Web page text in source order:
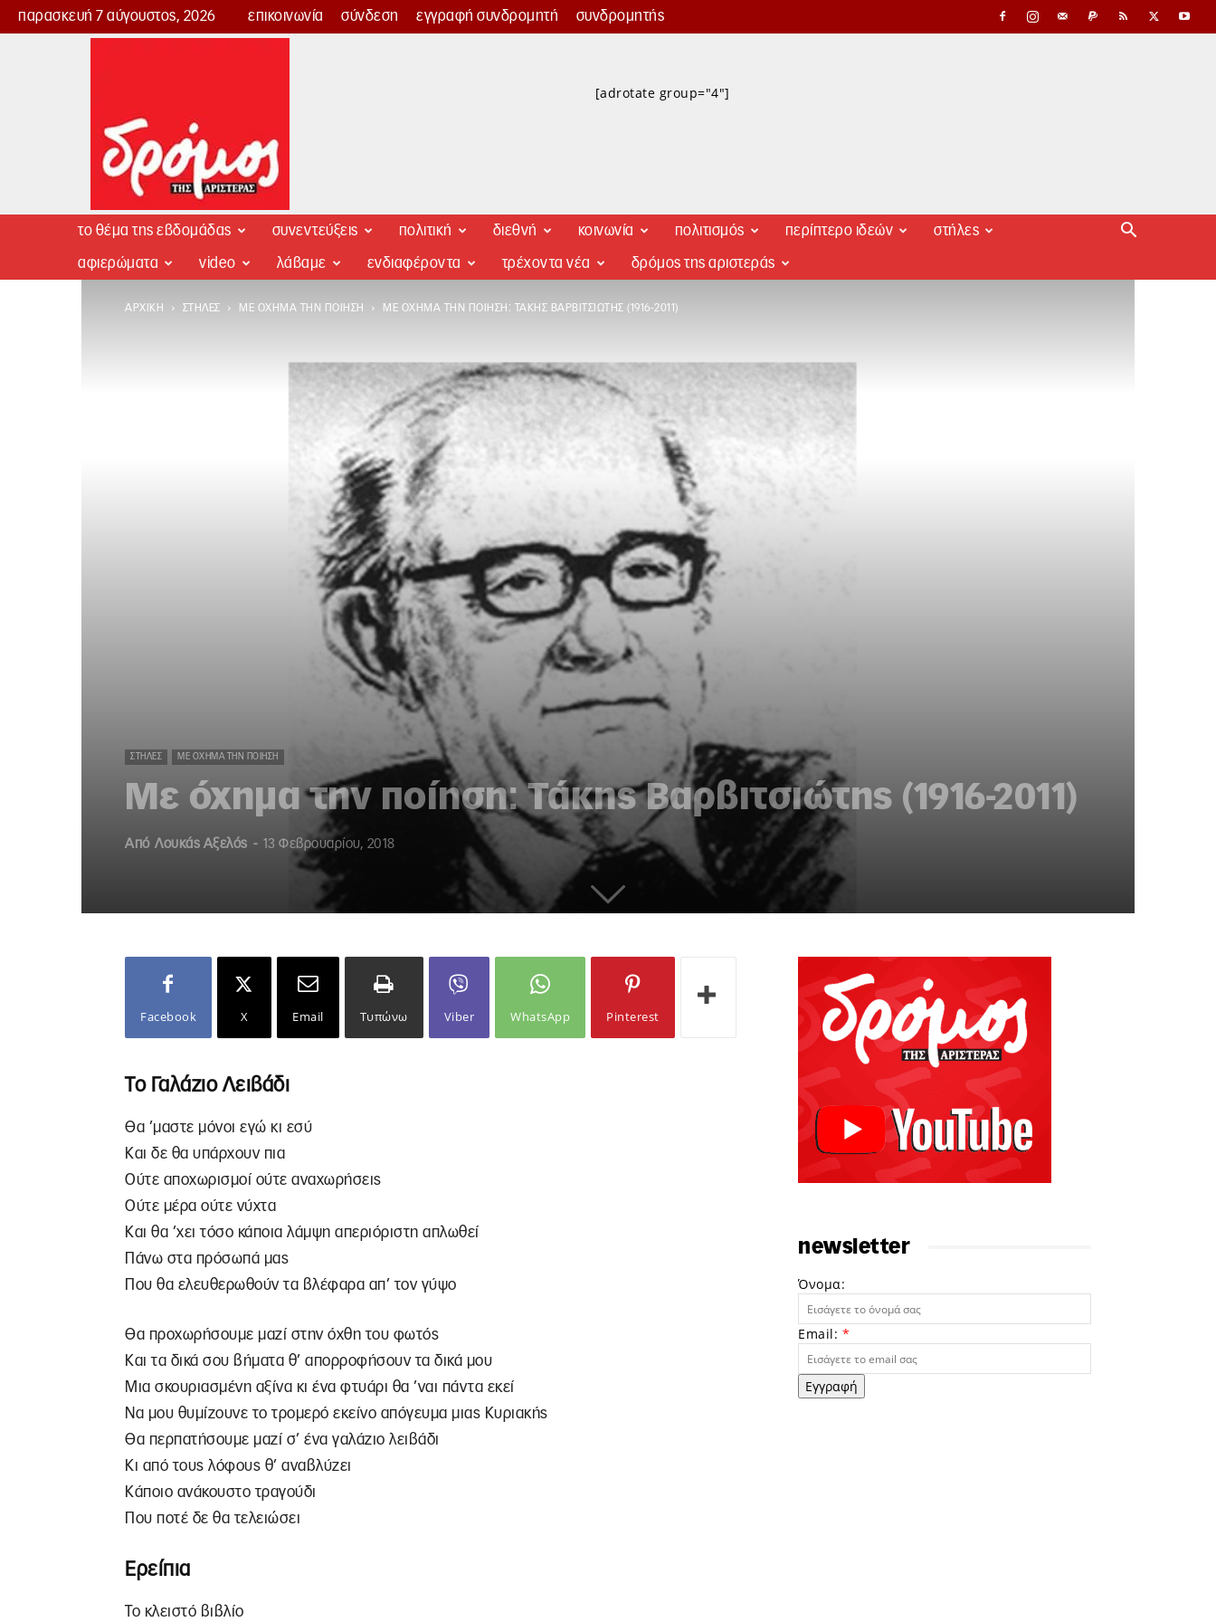
παρασκευή 7 αύγουστος, 2026 επικοινωνία σύνδεση εγγραφή συνδρομητή συνδρομητής
Δρόμος
[adrotate group="4"]
το θέμα της εβδομάδας συνεντεύξεις πολιτική διεθνή κοινωνία πολιτισμός περίπτερο ιδεών στήλες
αφιερώματα video λάβαμε ενδιαφέροντα τρέχοντα νέα δρόμος της αριστεράς
ΑΡΧΙΚΉ ΣΤΉΛΕΣ ΜΕ ΌΧΗΜΑ ΤΗΝ ΠΟΊΗΣΗ ΜΕ ΌΧΗΜΑ ΤΗΝ ΠΟΊΗΣΗ: ΤΆΚΗΣ ΒΑΡΒΙΤΣΙΏΤΗΣ (1916-2011)
ΣΤΉΛΕΣ ΜΕ ΌΧΗΜΑ ΤΗΝ ΠΟΊΗΣΗ
Με όχημα την ποίηση: Τάκης Βαρβιτσιώτης (1916-2011)
Από Λουκάς Αξελός - 13 Φεβρουαρίου, 2018
Facebook X Email Τυπώνω Viber WhatsApp Pinterest
Το Γαλάζιο Λειβάδι
Θα ’μαστε μόνοι εγώ κι εσύ
Και δε θα υπάρχουν πια
Ούτε αποχωρισμοί ούτε αναχωρήσεις
Ούτε μέρα ούτε νύχτα
Και θα ’χει τόσο κάποια λάμψη απεριόριστη απλωθεί
Πάνω στα πρόσωπά μας
Που θα ελευθερωθούν τα βλέφαρα απ’ τον γύψο
Θα προχωρήσουμε μαζί στην όχθη του φωτός
Και τα δικά σου βήματα θ’ απορροφήσουν τα δικά μου
Μια σκουριασμένη αξίνα κι ένα φτυάρι θα ’ναι πάντα εκεί
Να μου θυμίζουνε το τρομερό εκείνο απόγευμα μιας Κυριακής
Θα περπατήσουμε μαζί σ’ ένα γαλάζιο λειβάδι
Κι από τους λόφους θ’ αναβλύζει
Κάποιο ανάκουστο τραγούδι
Που ποτέ δε θα τελειώσει
Ερείπια
Το κλειστό βιβλίο
newsletter
Όνομα:
Email: *
Εγγραφή